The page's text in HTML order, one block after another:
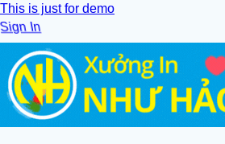
This is just for demo
In